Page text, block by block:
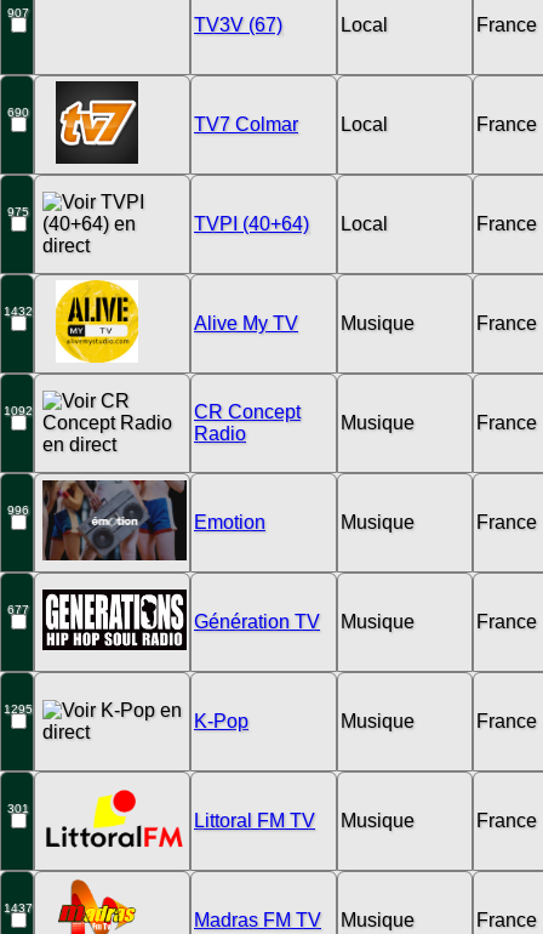
907
TV3V (67) Local France
690
TV7 Colmar Local France
975
TVPI (40+64) Local France
1432
Alive My TV Musique France
1092
CR Concept
Radio
Musique France
996
Emotion Musique France
677
Génération TV Musique France
1295
K-Pop Musique France
301
Littoral FM TV Musique France
1437
Madras FM TV Musique France